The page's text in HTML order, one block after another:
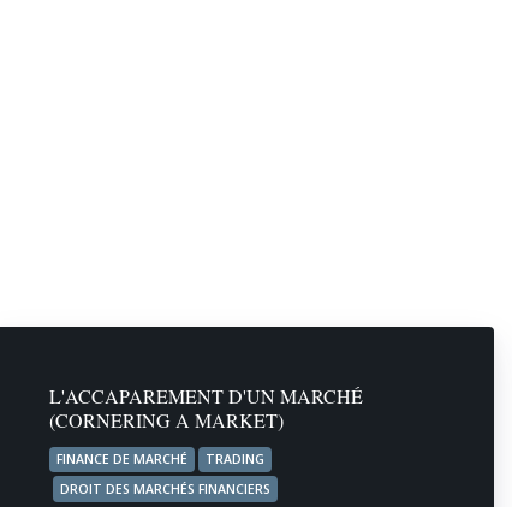
L'ACCAPAREMENT D'UN MARCHÉ
(CORNERING A MARKET)
FINANCE DE MARCHÉ
TRADING
DROIT DES MARCHÉS FINANCIERS